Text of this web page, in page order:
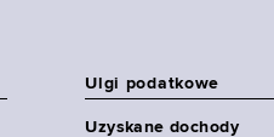
Ulgi podatkowe
Uzyskane dochody